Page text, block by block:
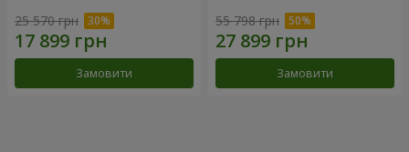
25 570 грн
Замовити
55 798 грн
Замовити